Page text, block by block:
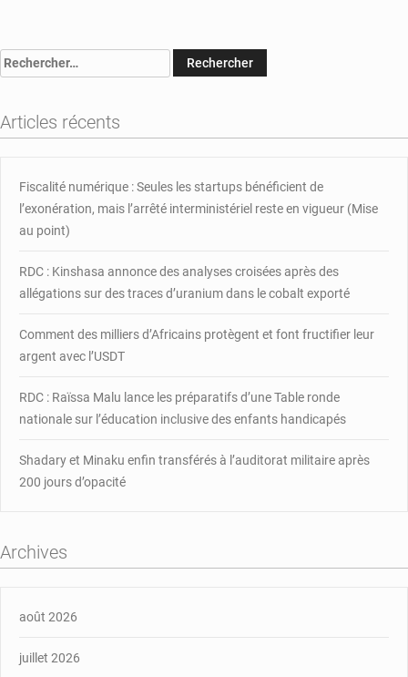
la
MINUSCA
opération
dans
du
Rechercher :
Articles récents
Fiscalité numérique : Seules les startups bénéficient de
l’exonération, mais l’arrêté interministériel reste en vigueur (Mise
au point)
RDC : Kinshasa annonce des analyses croisées après des
allégations sur des traces d’uranium dans le cobalt exporté
Comment des milliers d’Africains protègent et font fructifier leur
argent avec l’USDT
RDC : Raïssa Malu lance les préparatifs d’une Table ronde
nationale sur l’éducation inclusive des enfants handicapés
Shadary et Minaku enfin transférés à l’auditorat militaire après
200 jours d’opacité
Archives
août 2026
juillet 2026